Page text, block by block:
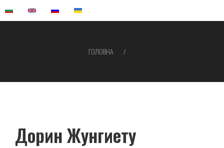
навіґації
ГОЛОВНА
Дорин Жунгиету